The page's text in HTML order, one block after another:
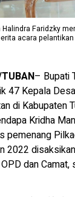
Faridzky
acara
– Bupati
47 Kepala
di Kabupaten
Kridha
pemenang
2022
dan